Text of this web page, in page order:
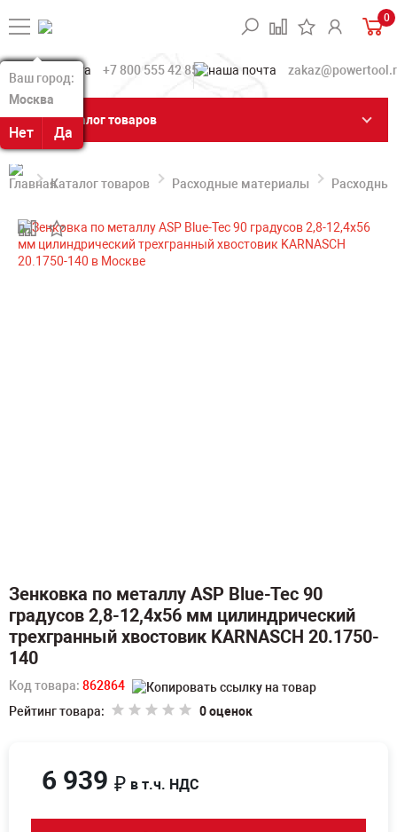
Ваш город:
Москва
Нет Да
Ваш город:
Москва
Нет Да
0
+7 800 555 42 85
Каталог товаров
Каталог товаров Расходные материалы
Зенковка по металлу ASP Blue-Tec 90
градусов 2,8-12,4х56 мм цилиндрический
трехгранный хвостовик KARNASCH 20.1750-
140
Код товара: 862864
Рейтинг товара:
0 оценок
6 939 ₽ в т.ч. НДС